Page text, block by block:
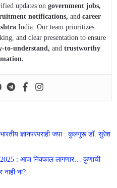
updates on government jobs,
notifications, and career
India. Our team prioritizes
and clear presentation to ensure
to-understand, and trustworthy
ज्ञानपरंपराही जपा : कुलगुरू डॉ. सुरेश
: आज निक्काल लागणार… कुणाची
ना?